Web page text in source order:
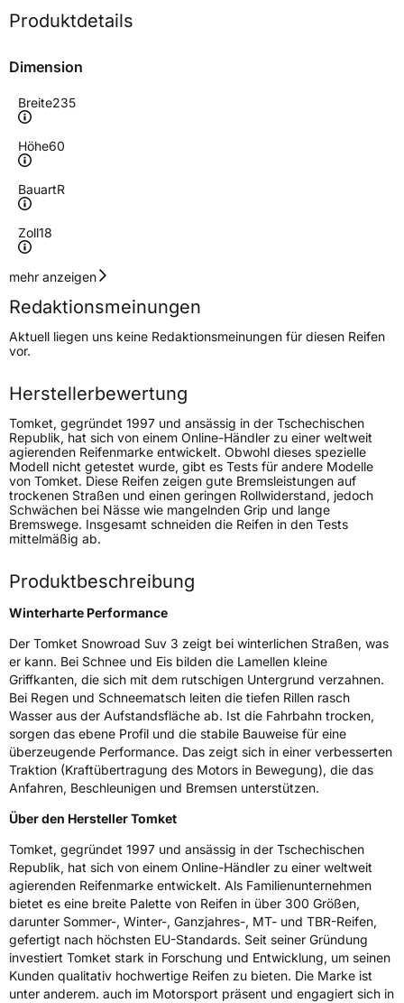
Produktdetails
Dimension
Breite235
Höhe60
BauartR
Zoll18
Geschwindigkeitsindex
Höchstgeschwindigkeit
240 km/h
Lastindex107
Höchstlast975 kg
Generelle Merkmale
FahrzeugtypSUV
VerwendungWinterreifen
ModellnameSnowRoad SUV 3
FahrzeugartPKW & SUV
ZustandNeureifen
M+SJa
VerstärktXL
EU Label
NasshaftungC
Rollgeräusch (Klasse)B
Rollgeräusch (dB)72
FahrzeugklasseC1
mehr anzeigen
Redaktionsmeinungen
Aktuell liegen uns keine Redaktionsmeinungen für diesen Reifen
vor.
Herstellerbewertung
Tomket, gegründet 1997 und ansässig in der Tschechischen
Republik, hat sich von einem Online-Händler zu einer weltweit
agierenden Reifenmarke entwickelt. Obwohl dieses spezielle
Modell nicht getestet wurde, gibt es Tests für andere Modelle
von Tomket. Diese Reifen zeigen gute Bremsleistungen auf
trockenen Straßen und einen geringen Rollwiderstand, jedoch
Schwächen bei Nässe wie mangelnden Grip und lange
Bremswege. Insgesamt schneiden die Reifen in den Tests
mittelmäßig ab.
Produktbeschreibung
Winterharte Performance
Der Tomket Snowroad Suv 3 zeigt bei winterlichen Straßen, was
er kann. Bei Schnee und Eis bilden die Lamellen kleine
Griffkanten, die sich mit dem rutschigen Untergrund verzahnen.
Bei Regen und Schneematsch leiten die tiefen Rillen rasch
Wasser aus der Aufstandsfläche ab. Ist die Fahrbahn trocken,
sorgen das ebene Profil und die stabile Bauweise für eine
überzeugende Performance. Das zeigt sich in einer verbesserten
Traktion (Kraftübertragung des Motors in Bewegung), die das
Anfahren, Beschleunigen und Bremsen unterstützen.
Über den Hersteller Tomket
Tomket, gegründet 1997 und ansässig in der Tschechischen
Republik, hat sich von einem Online-Händler zu einer weltweit
agierenden Reifenmarke entwickelt. Als Familienunternehmen
bietet es eine breite Palette von Reifen in über 300 Größen,
darunter Sommer-, Winter-, Ganzjahres-, MT- und TBR-Reifen,
gefertigt nach höchsten EU-Standards. Seit seiner Gründung
investiert Tomket stark in Forschung und Entwicklung, um seinen
Kunden qualitativ hochwertige Reifen zu bieten. Die Marke ist
unter anderem. auch im Motorsport präsent und engagiert sich in